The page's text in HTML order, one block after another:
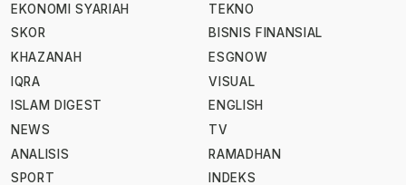
EKONOMI SYARIAH
SKOR
KHAZANAH
IQRA
ISLAM DIGEST
NEWS
ANALISIS
SPORT
TEKNO
BISNIS FINANSIAL
ESGNOW
VISUAL
ENGLISH
TV
RAMADHAN
INDEKS